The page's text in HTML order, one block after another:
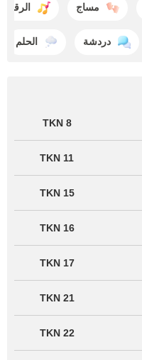
مساج الرقص
دردشة الحلم
8 TKN
11 TKN
15 TKN
16 TKN
17 TKN
21 TKN
22 TKN